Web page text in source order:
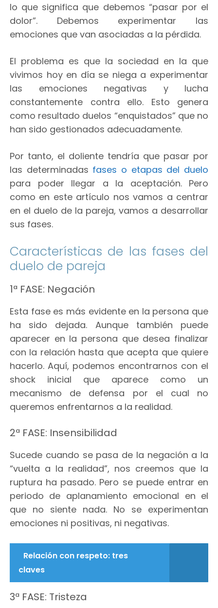
lo que significa que debemos “pasar por el
dolor”. Debemos experimentar las
emociones que van asociadas a la pérdida.
El problema es que la sociedad en la que
vivimos hoy en día se niega a experimentar
las emociones negativas y lucha
constantemente contra ello. Esto genera
como resultado duelos “enquistados” que no
han sido gestionados adecuadamente.
Por tanto, el doliente tendría que pasar por
las determinadas fases o etapas del duelo
para poder llegar a la aceptación. Pero
como en este artículo nos vamos a centrar
en el duelo de la pareja, vamos a desarrollar
sus fases.
Características de las fases del
duelo de pareja
1ª FASE: Negación
Esta fase es más evidente en la persona que
ha sido dejada. Aunque también puede
aparecer en la persona que desea finalizar
con la relación hasta que acepta que quiere
hacerlo. Aquí, podemos encontrarnos con el
shock inicial que aparece como un
mecanismo de defensa por el cual no
queremos enfrentarnos a la realidad.
2ª FASE: Insensibilidad
Sucede cuando se pasa de la negación a la
“vuelta a la realidad”, nos creemos que la
ruptura ha pasado. Pero se puede entrar en
periodo de aplanamiento emocional en el
que no siente nada. No se experimentan
emociones ni positivas, ni negativas.
Relación con respeto: tres
claves
3ª FASE: Tristeza